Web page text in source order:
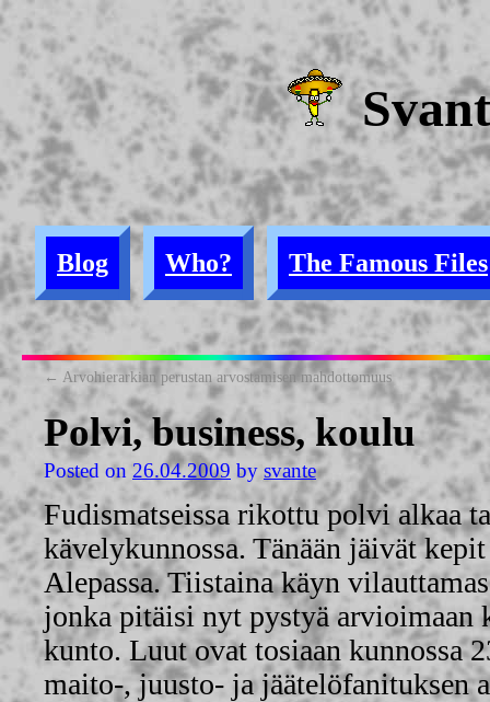
Blog Who? The Famous Files
← Arvohierarkian perustan arvostamisen mahdottomuus
Polvi, business, koulu
Posted on 26.04.2009 by svante
Fudismatseissa rikottu polvi alkaa
kävelykunnossa. Tänään jäivät
Alepassa. Tiistaina käyn
jonka pitäisi nyt pystyä arvioimaan
kunto. Luut ovat tosiaan kunnossa
maito-, juusto- ja jäätelöfanituksen